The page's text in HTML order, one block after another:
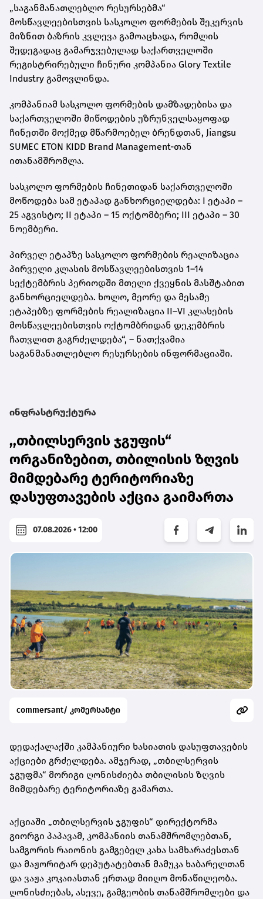
„საგანმანათლებლო რესურსებმა“
მოსწავლეებისთვის სასკოლო ფორმების შეკერვის
მიზნით ბაზრის კვლევა გამოაცხადა, რომლის
შედეგადაც გამარჯვებულად საქართველოში
რეგისტრირებული ჩინური კომპანია Glory Textile
Industry გამოვლინდა.
კომპანიამ სასკოლო ფორმების დამზადებისა და
საქართველოში მიწოდების უზრუნველსაყოფად
ჩინეთში მოქმედ მწარმოებელ ბრენდთან, Jiangsu
SUMEC ETON KIDD Brand Management-თან
ითანამშრომლა.
სასკოლო ფორმების ჩინეთიდან საქართველოში
მოწოდება სამ ეტაპად განხორციელდება: I ეტაპი –
25 აგვისტო; II ეტაპი – 15 ოქტომბერი; III ეტაპი – 30
ნოემბერი.
პირველ ეტაპზე სასკოლო ფორმების რეალიზაცია
პირველი კლასის მოსწავლეებისთვის 1–14
სექტემბრის პერიოდში მთელი ქვეყნის მასშტაბით
განხორციელდება. ხოლო, მეორე და მესამე
ეტაპებზე ფორმების რეალიზაცია II–VI კლასების
მოსწავლეებისთვის ოქტომბრიდან დეკემბრის
ჩათვლით გაგრძელდება“, – ნათქვამია
საგანმანათლებლო რესურსების ინფორმაციაში.
ინფრასტრუქტურა
,,თბილსერვის ჯგუფის“
ორგანიზებით, თბილისის ზღვის
მიმდებარე ტერიტორიაზე
დასუფთავების აქცია გაიმართა
07.08.2026 • 12:00
commersant/ კომერსანტი
დედაქალაქში კამპანიური ხასიათის დასუფთავების
აქციები გრძელდება. ამჯერად, „თბილსერვის
ჯგუფმა“ მორიგი ღონისძიება თბილისის ზღვის
მიმდებარე ტერიტორიაზე გამართა.
აქციაში „თბილსერვის ჯგუფის“ დირექტორმა
გიორგი პაპავამ, კომპანიის თანამშრომლებთან,
სამგორის რაიონის გამგებელ კახა სამხარაძესთან
და მაჟორიტარ დეპუტატებთან მამუკა ხაბარელთან
და ვაჟა კოკაიასთან ერთად მიიღო მონაწილეობა.
ღონისძიებას, ასევე, გამგეობის თანამშრომლები და